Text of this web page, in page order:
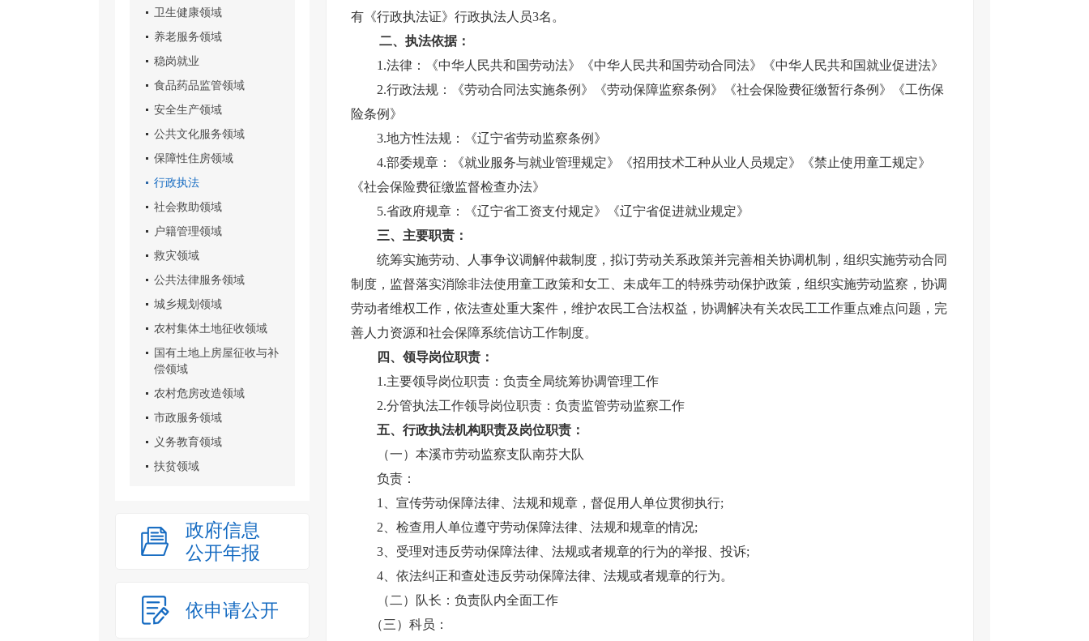
卫生健康领域
养老服务领域
稳岗就业
食品药品监管领域
安全生产领域
公共文化服务领域
保障性住房领域
行政执法
社会救助领域
户籍管理领域
救灾领域
公共法律服务领域
城乡规划领域
农村集体土地征收领域
国有土地上房屋征收与补
偿领域
农村危房改造领域
市政服务领域
义务教育领域
扶贫领域
政府信息
公开年报
依申请公开
有《行政执法证》行政执法人员3名。
二、执法依据：
1.法律：《中华人民共和国劳动法》《中华人民共和国劳动合同法》《中华人民共和国就业促进法》
2.行政法规：《劳动合同法实施条例 》《劳动保障监察条例 》《社会保险费征缴暂行条例 》《工伤保
险条例 》
3.地方性法规：《辽宁省劳动监察条例 》
4.部委规章：《就业服务与就业管理规定》《招用技术工种从业人员规定》《禁止使用童工规定》
《社会保险费征缴监督检查办法》
5.省政府规章：《辽宁省工资支付规定》《辽宁省促进就业规定》
三、主要职责：
统筹实施劳动、人事争议调解仲裁制度，拟订劳动关系政策并完善相关协调机制，组织实施劳动合同
制度，监督落实消除非法使用童工政策和女工、未成年工的特殊劳动保护政策，组织实施劳动监察，协调
劳动者维权工作，依法查处重大案件，维护农民工合法权益，协调解决有关农民工工作重点难点问题，完
善人力资源和社会保障系统信访工作制度。
四、领导岗位职责：
1.主要领导岗位职责：负责全局统筹协调管理工作
2.分管执法工作领导岗位职责：负责监管劳动监察工作
五、行政执法机构职责及岗位职责：
（一）本溪市劳动监察支队南芬大队
负责：
1
、宣传劳动保障法律、法规和规章，督促用人单位贯彻执行;
2、检查用人单位遵守劳动保障法律、法规和规章的情况;
3、受理对违反劳动保障法律、法规或者规章的行为的举报、投诉;
4 、依法纠正和查处违反劳动保障法律、法规或者规章的行为。
（二）队长：负责队内全面工作
（三）科员：